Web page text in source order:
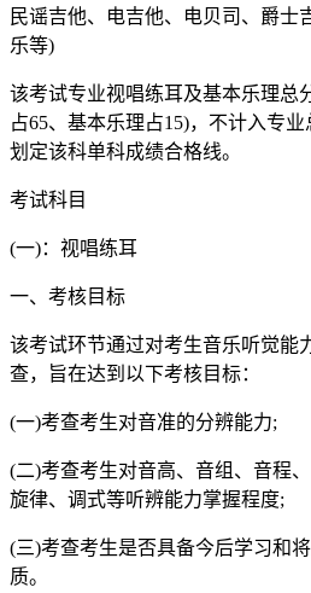
民谣吉他、电吉他、电贝司、爵士
乐等)
该考试专业视唱练耳及基本乐理总
占65、基本乐理占15)，不计入专
划定该科单科成绩合格线。
考试科目
(一)：视唱练耳
一、考核目标
该考试环节通过对考生音乐听觉能
查，旨在达到以下考核目标：
(一)考查考生对音准的分辨能力;
(二)考查考生对音高、音组、音程
旋律、调式等听辨能力掌握程度;
(三)考查考生是否具备今后学习和
质。